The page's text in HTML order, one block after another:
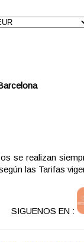
se realizan
las Tarifas
SIGUENOS EN :